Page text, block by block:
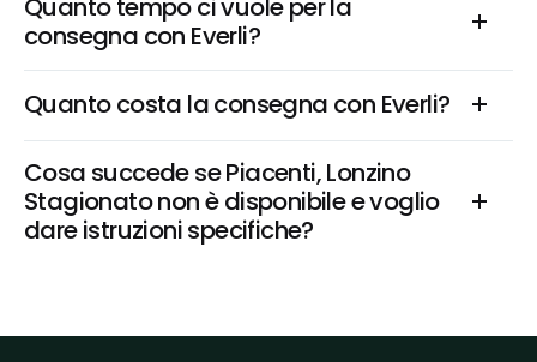
Quanto tempo ci vuole per la
consegna con Everli?
Quanto costa la consegna con Everli?
Cosa succede se Piacenti, Lonzino
Stagionato non è disponibile e voglio
dare istruzioni specifiche?